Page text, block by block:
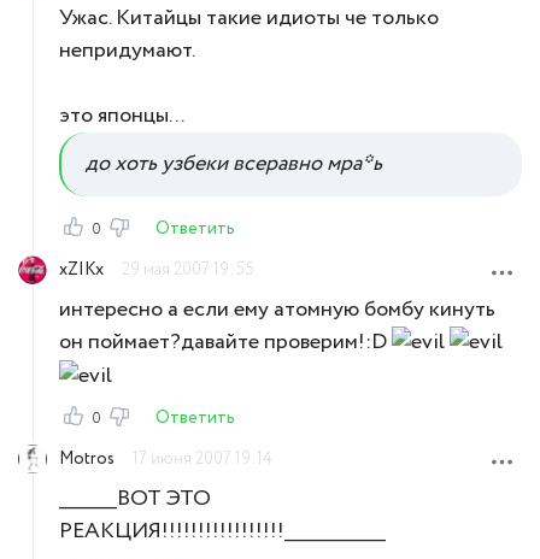
Ужас. Китайцы такие идиоты че только
непридумают.
это японцы...
до хоть узбеки всеравно мра*ь
0
Ответить
xZIKx
29 мая 2007 19:55
интересно а если ему атомную бомбу кинуть
он поймает?давайте проверим!:D
0
Ответить
Motros
17 июня 2007 19:14
________ВОТ ЭТО
РЕАКЦИЯ!!!!!!!!!!!!!!!!!______________